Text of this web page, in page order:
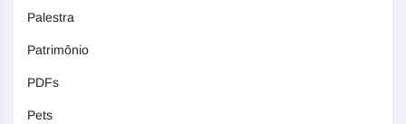
Palestra
Patrimônio
PDFs
Pets